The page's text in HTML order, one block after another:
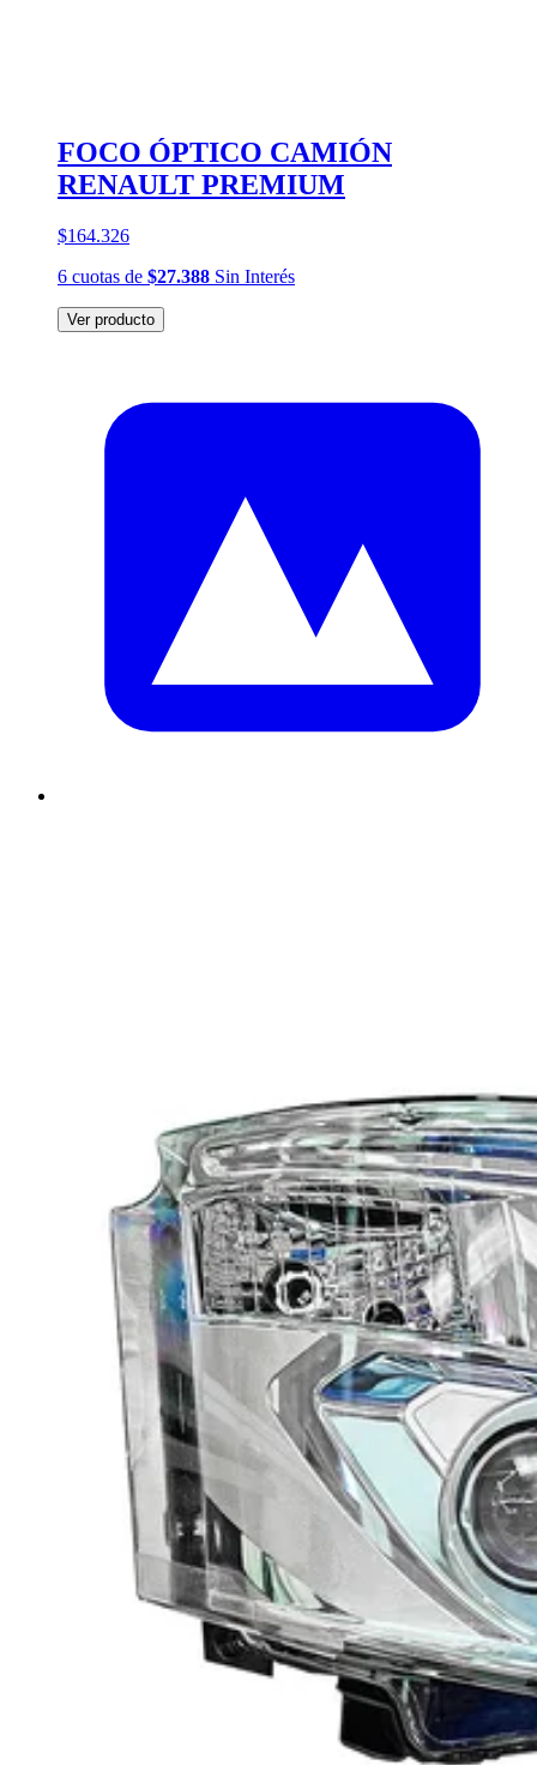
FOCO ÓPTICO CAMIÓN
RENAULT PREMIUM
$164.326
6 cuotas de $27.388 Sin Interés
Ver producto